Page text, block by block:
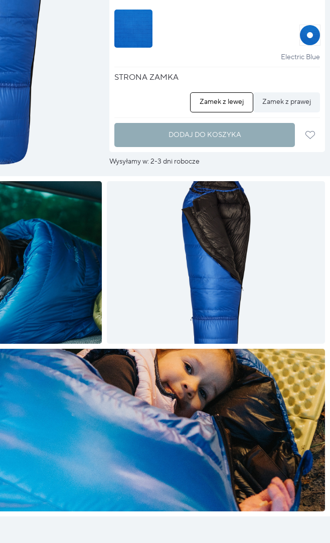
halo
?
Electric Blue
STRONA ZAMKA
Zamek z prawej
Zamek z lewej
DODAJ DO KOSZYKA
Wysyłamy w: 2-3 dni robocze